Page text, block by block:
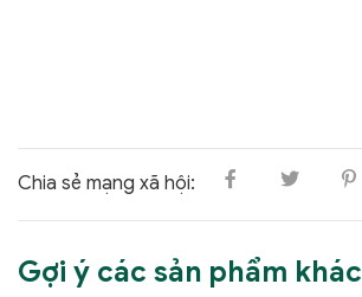
Chia sẻ mạng xã hội:
Gợi ý các sản phẩm khác